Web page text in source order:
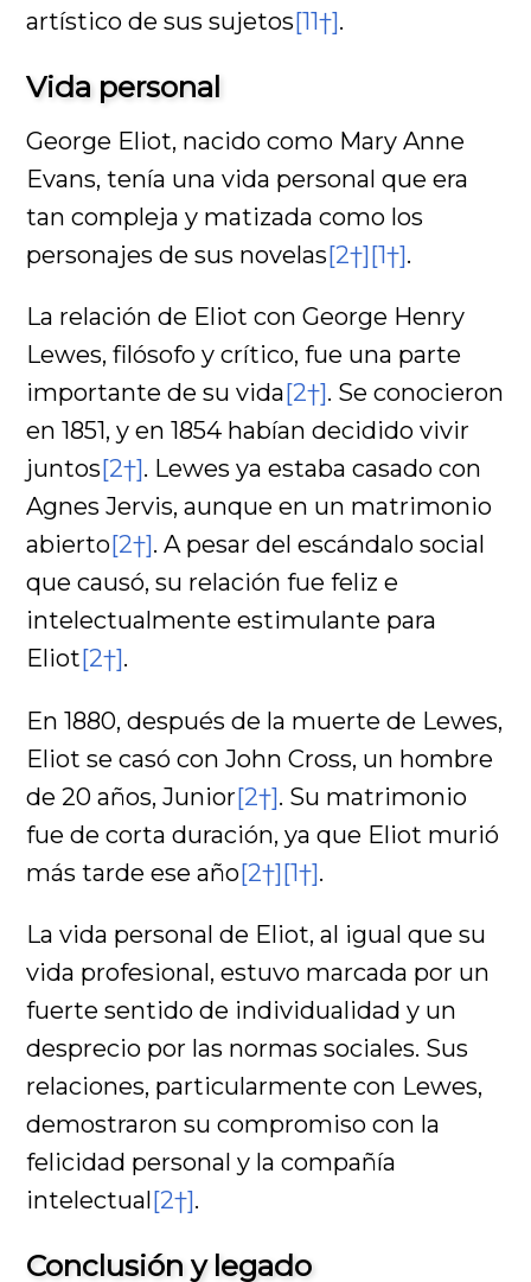
artístico de sus sujetos[11†].
Vida personal
George Eliot, nacido como Mary Anne
Evans, tenía una vida personal que era
tan compleja y matizada como los
personajes de sus novelas[2†][1†].
La relación de Eliot con George Henry
Lewes, filósofo y crítico, fue una parte
importante de su vida[2†]. Se conocieron
en 1851, y en 1854 habían decidido vivir
juntos[2†]. Lewes ya estaba casado con
Agnes Jervis, aunque en un matrimonio
abierto[2†]. A pesar del escándalo social
que causó, su relación fue feliz e
intelectualmente estimulante para
Eliot[2†].
En 1880, después de la muerte de Lewes,
Eliot se casó con John Cross, un hombre
de 20 años, Junior[2†]. Su matrimonio
fue de corta duración, ya que Eliot murió
más tarde ese año[2†][1†].
La vida personal de Eliot, al igual que su
vida profesional, estuvo marcada por un
fuerte sentido de individualidad y un
desprecio por las normas sociales. Sus
relaciones, particularmente con Lewes,
demostraron su compromiso con la
felicidad personal y la compañía
intelectual[2†].
Conclusión y legado